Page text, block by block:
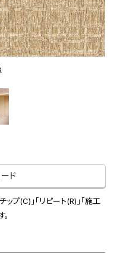
ネスのお客様）
ド
プ(C)」「リピート(R)」「施工